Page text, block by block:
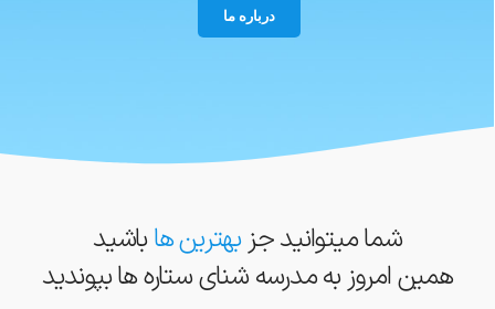
درباره ما
شما میتوانید جزبهترین هاباشید
همین امروز به مدرسه شنای ستاره ها بپوندید